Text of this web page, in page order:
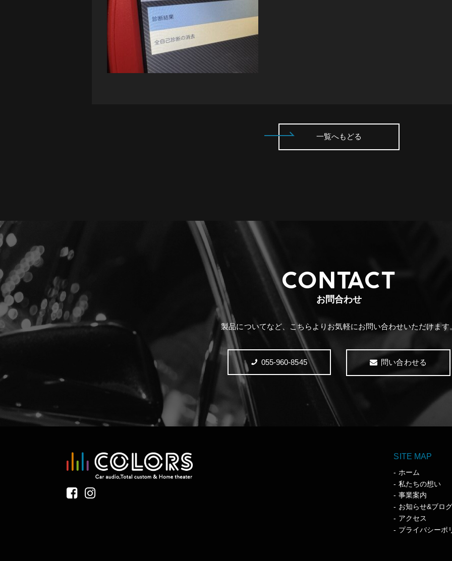
一覧へもどる
CONTACT
お問合わせ
製品についてなど、こちらより お気軽にお問い合わせいただけます
055-960-8545 問い合わせる
SITE MAP
ホーム
私たちの想い
事業案内
お知らせ&ブロ
アクセス
プライバシーポ